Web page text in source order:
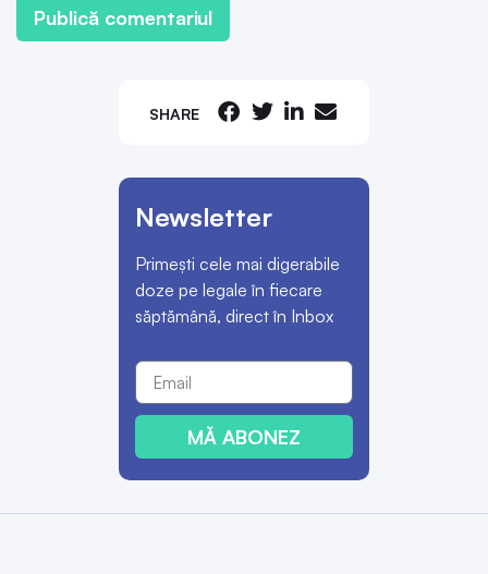
SHARE
Newsletter
Primești cele mai digerabile
doze pe legale în fiecare
săptămână, direct în Inbox
MĂ ABONEZ